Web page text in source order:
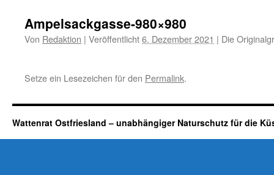
Ampelsackgasse-980×980
Von Redaktion | Veröffentlicht6. Dezember 2021 | Die
Setze ein Lesezeichen für den Permalink.
Wattenrat Ostfriesland – unabhängiger Naturschutz für die